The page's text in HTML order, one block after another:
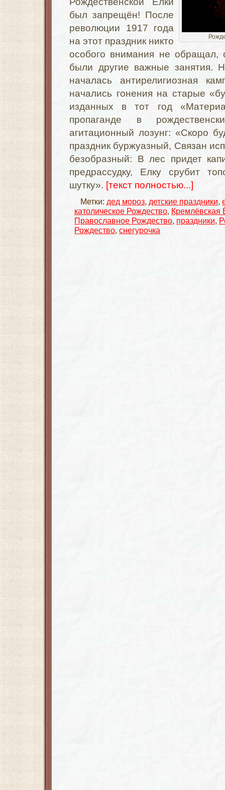
был запрещён! После
революции 1917 года
на этот праздник никто
особого внимания не обращал,
были другие важные занятия.
началась антирелигиозная
начались гонения на старые
изданных в тот год
пропаганде в
агитационный лозунг: «Скоро
праздник буржуазный, Связан
безобразный: В лес придет
предрассудку, Елку срубит
шутку». [текст полностью...]
Метки: дед мороз, детские праздники,
католическое Рождество, Кремлёвская
Православное Рождество, праздники,
Рождество, снегурочка